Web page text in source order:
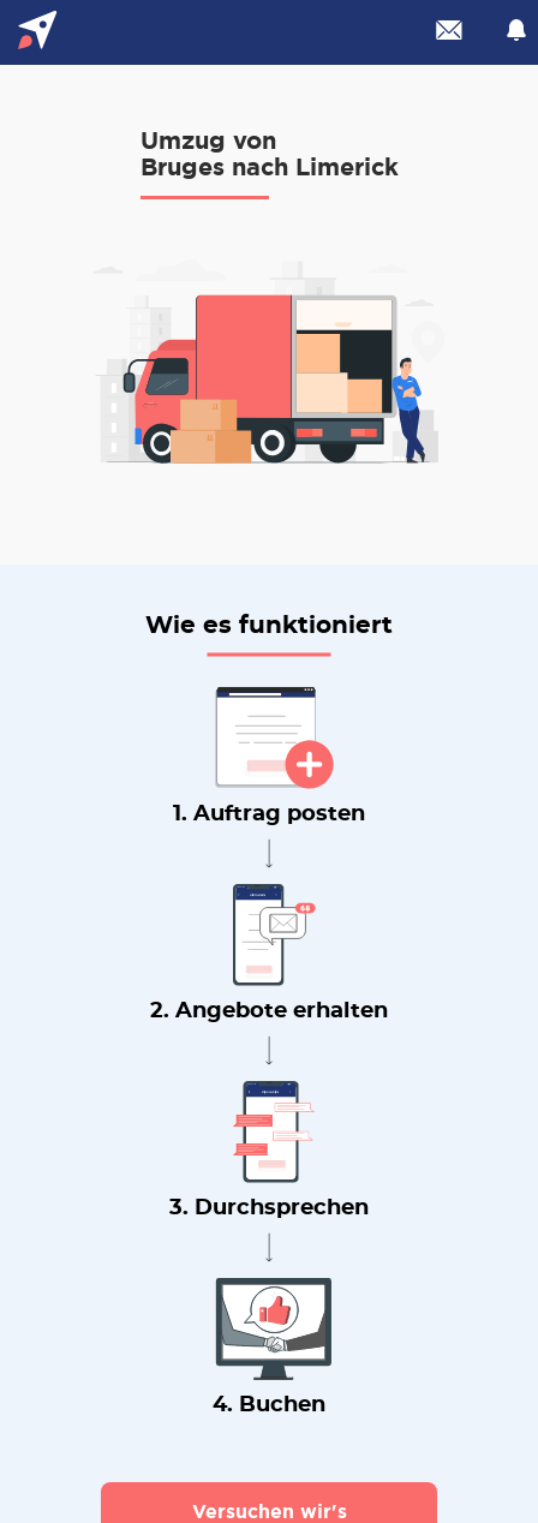
Umzug von
Bruges nach Limerick
Wie es funktioniert
1. Auftrag posten
2. Angebote erhalten
3. Durchsprechen
4. Buchen
Versuchen wir's